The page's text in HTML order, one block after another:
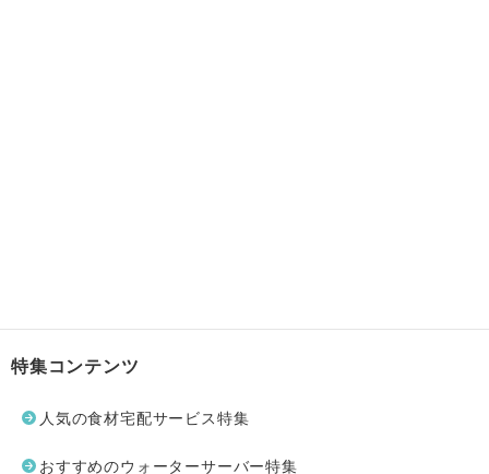
特集コンテンツ
人気の食材宅配サービス特集
おすすめのウォーターサーバー特集